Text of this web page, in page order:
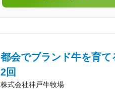
都会でブランド牛を育
2回
株式会社神戸牛牧場